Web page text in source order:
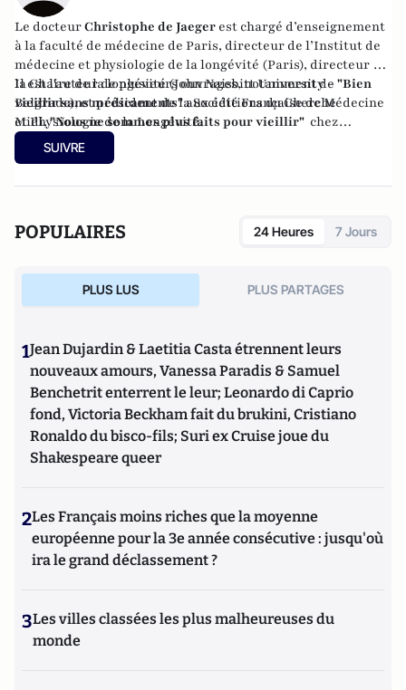
Le docteurChristophe de Jaeger est chargé d’enseignement
à la faculté de médecine de Paris, directeur de l’Institut de
médecine et physiologie de la longévité (Paris), directeur de
la Chaire de la longévité (John Naisbitt University –
Belgrade), et président de la Société Française de Médecine
et Physiologie de la Longévité.
Il est l'auteur de plusieurs ouvrages, notamment de"Bien
vieillir sans médicaments"aux éditions du Cherche
Midi,"Nous ne sommes plus faits pour vieillir" chez
Grasset, et "Longue vie"
SUIVRE
POPULAIRES 24 Heures 7 Jours
PLUS LUS PLUS PARTAGES
1Jean Dujardin & Laetitia Casta étrennent leurs
nouveaux amours, Vanessa Paradis & Samuel
Benchetrit enterrent le leur; Leonardo di Caprio
fond, Victoria Beckham fait du brukini, Cristiano
Ronaldo du bisco-fils; Suri ex Cruise joue du
Shakespeare queer
2Les Français moins riches que la moyenne
européenne pour la 3e année consécutive : jusqu'où
ira le grand déclassement ?
3Les villes classées les plus malheureuses du
monde